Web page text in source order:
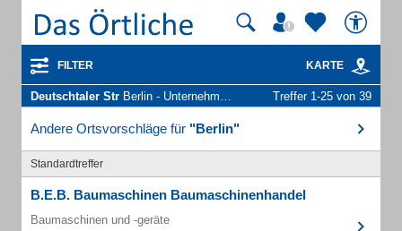
FILTER KARTE
Deutschtaler Str Berlin - Unternehmen und Personen Treffer 1-25 von 39
Andere Ortsvorschläge für "Berlin"
Standardtreffer
B.E.B. Baumaschinen Baumaschinenhandel
Baumaschinen und -geräte